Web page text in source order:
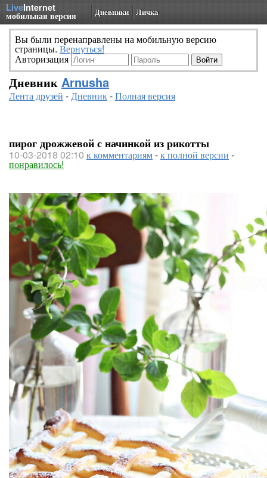
LiveInternet
мобильная версия Дневники Личка
Вы были перенаправлены на мобильную версию
страницы. Вернуться!
Авторизация
Дневник Arnusha
Лента друзей -Дневник-Полная версия
пирог дрожжевой с начинкой из рикотты
10-03-2018 02:10 к комментариям-к полной версии -
понравилось!